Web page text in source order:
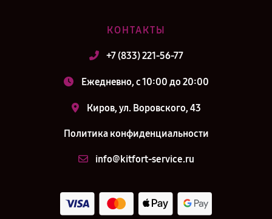
КОНТАКТЫ
+7 (833) 221-56-77
Ежедневно, с 10:00 до 20:00
Киров, ул. Воровского, 43
Политика конфиденциальности
info@kitfort-service.ru